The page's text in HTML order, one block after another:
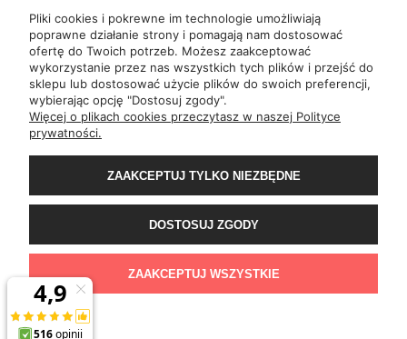
INFORMACJE
O NAS
ul.Romana Dmowskiego 1, 50-203 Wrocław
Św. Filipa 23/3, 31-150 Kraków
ul.Mielęckiego 10 lok 503,
Al.Jerozolimskie 81 lok 7.10, 02-001 Warszawa
Wały Piastowskie 1lok. 1508,80-855 Gdańsk
ul.Grochowa 4, 15-423 Białystok
ul.ul. 1-go Maja 13lok. 2,20-410 Lublin
Rejtana 49/6, 35-310 Rzeszów
ul.Franciszka z Asyżu 62, 93-479 Łódź
ul.Wiertnicza 115, 02-952 Warszawa
al.Bohaterów Warszawy 11b, 70-370
Pliki cookies i pokrewne im technologie umożliwiają
poprawne działanie strony i pomagają nam dostosować
ofertę do Twoich potrzeb. Możesz zaakceptować
wykorzystanie przez nas wszystkich tych plików i przejść do
sklepu lub dostosować użycie plików do swoich preferencji,
wybierając opcję "Dostosuj zgody".
Więcej o plikach cookies przeczytasz w naszej Polityce
prywatności.
ZAAKCEPTUJ TYLKO NIEZBĘDNE
DOSTOSUJ ZGODY
ZAAKCEPTUJ WSZYSTKIE